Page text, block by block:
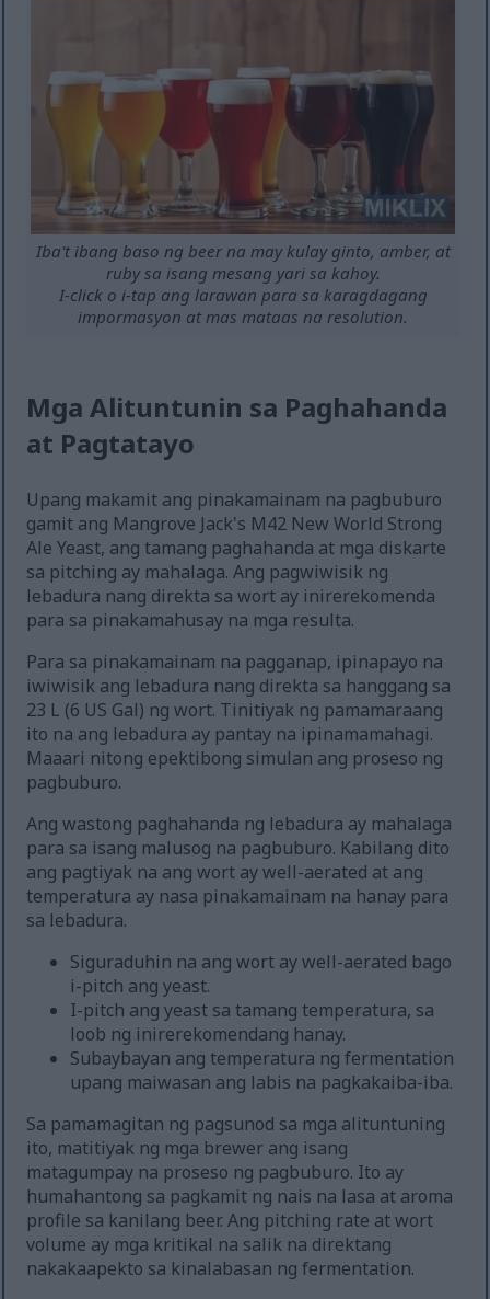
Iba't ibang baso ng beer na may kulay ginto, amber, at
ruby sa isang mesang yari sa kahoy.
I-click o i-tap ang larawan para sa karagdagang
impormasyon at mas mataas na resolution.
Mga Alituntunin sa Paghahanda
at Pagtatayo
Upang makamit ang pinakamainam na pagbuburo
gamit ang Mangrove Jack's M42 New World Strong
Ale Yeast, ang tamang paghahanda at mga diskarte
sa pitching ay mahalaga. Ang pagwiwisik ng
lebadura nang direkta sa wort ay inirerekomenda
para sa pinakamahusay na mga resulta.
Para sa pinakamainam na pagganap, ipinapayo na
iwiwisik ang lebadura nang direkta sa hanggang sa
23 L (6 US Gal) ng wort. Tinitiyak ng pamamaraang
ito na ang lebadura ay pantay na ipinamamahagi.
Maaari nitong epektibong simulan ang proseso ng
pagbuburo.
Ang wastong paghahanda ng lebadura ay mahalaga
para sa isang malusog na pagbuburo. Kabilang dito
ang pagtiyak na ang wort ay well-aerated at ang
temperatura ay nasa pinakamainam na hanay para
sa lebadura.
Siguraduhin na ang wort ay well-aerated bago
i-pitch ang yeast.
I-pitch ang yeast sa tamang temperatura, sa
loob ng inirerekomendang hanay.
Subaybayan ang temperatura ng fermentation
upang maiwasan ang labis na pagkakaiba-iba.
Sa pamamagitan ng pagsunod sa mga alituntuning
ito, matitiyak ng mga brewer ang isang
matagumpay na proseso ng pagbuburo. Ito ay
humahantong sa pagkamit ng nais na lasa at aroma
profile sa kanilang beer. Ang pitching rate at wort
volume ay mga kritikal na salik na direktang
nakakaapekto sa kinalabasan ng fermentation.